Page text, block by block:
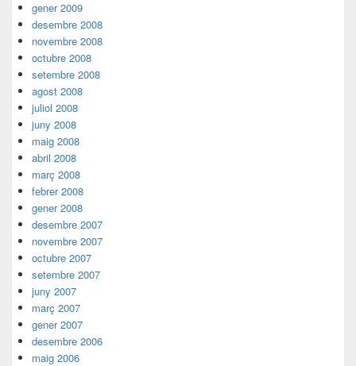
gener 2009
desembre 2008
novembre 2008
octubre 2008
setembre 2008
agost 2008
juliol 2008
juny 2008
maig 2008
abril 2008
març 2008
febrer 2008
gener 2008
desembre 2007
novembre 2007
octubre 2007
setembre 2007
juny 2007
març 2007
gener 2007
desembre 2006
maig 2006